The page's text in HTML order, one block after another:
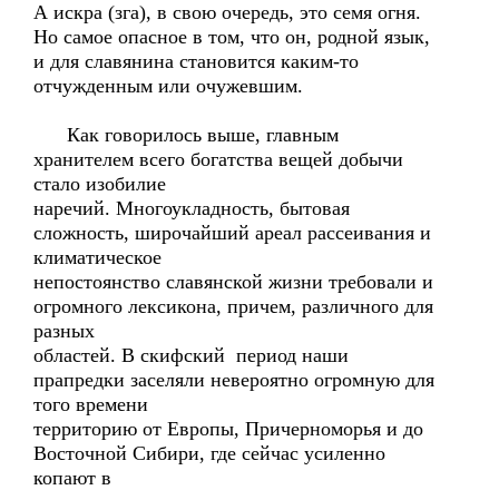
А искра (зга), в свою очередь, это семя огня.
Но самое опасное в том, что он, родной язык,
и для славянина становится каким-то
отчужденным или очужевшим.
Как говорилось выше, главным
хранителем всего богатства вещей добычи
стало изобилие
наречий. Многоукладность, бытовая
сложность, широчайший ареал рассеивания и
климатическое
непостоянство славянской жизни требовали и
огромного лексикона, причем, различного для
разных
областей. В скифский период наши
прапредки заселяли невероятно огромную для
того времени
территорию от Европы, Причерноморья и до
Восточной Сибири, где сейчас усиленно
копают в